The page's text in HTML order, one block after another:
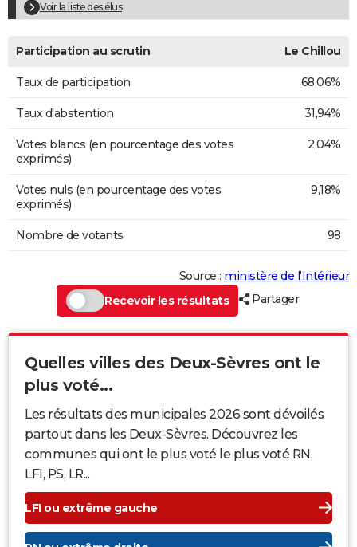
S'inscrire
Se connecter
Lycées
Collèges
Primaires
Universités
Entreprises
Service militaire
Avis de recherche
AVIS DE DÉCÈS
FORUM
Voir la liste des élus
Participation au scrutin Le Chillou
Taux de participation 68,06%
Taux d'abstention 31,94%
Votes blancs (en pourcentage des votes
exprimés)
2,04%
Votes nuls (en pourcentage des votes
exprimés)
9,18%
Nombre de votants 98
Source : ministère de l’Intérieur
Recevoir les résultats
Partager
Quelles villes des Deux-Sèvres ont le
plus voté...
Les résultats des municipales 2026 sont dévoilés
partout dans les Deux-Sèvres. Découvrez les
communes qui ont le plus voté le plus voté RN,
LFI, PS, LR...
LFI ou extrême gauche